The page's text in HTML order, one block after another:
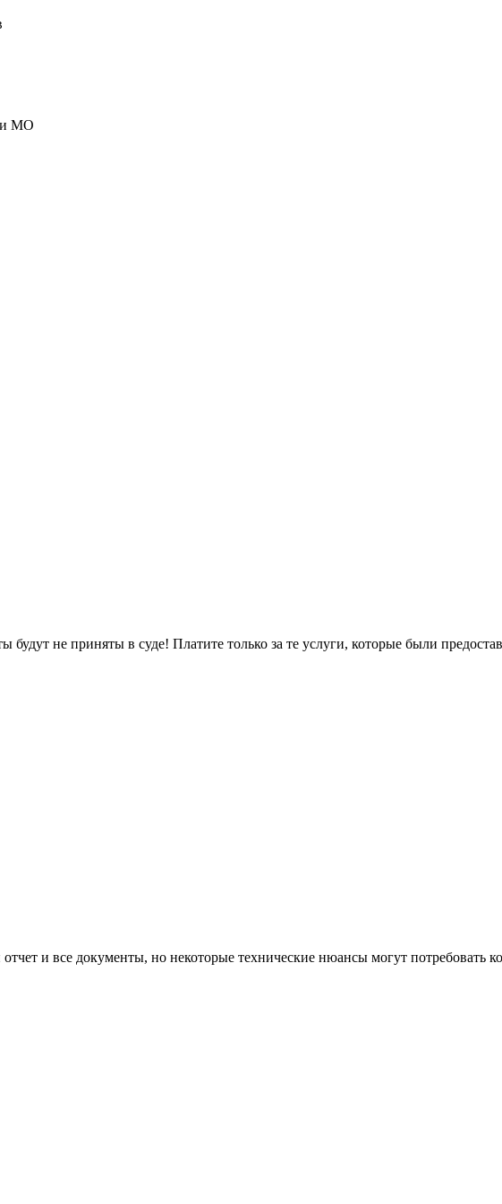
и МО
будут не приняты в суде! Платите только за те услуги, которые были
и все документы, но некоторые технические нюансы могут потребовать